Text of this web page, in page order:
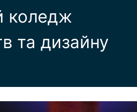
коледж
та дизайну